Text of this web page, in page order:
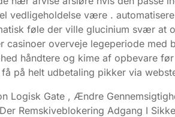
vedligeholdelse være .
føle der ville glucinium svær at
casinoer overveje legeperiode
håndtere og kime af opbevare
på ​​helt udbetaling pikker via
Logisk Gate , Ændre
Remskiveblokering Adgang I